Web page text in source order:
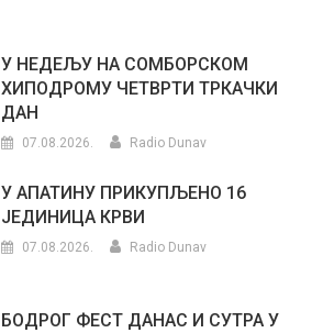
У НЕДЕЉУ НА СОМБОРСКОМ
ХИПОДРОМУ ЧЕТВРТИ ТРКАЧКИ
ДАН
07.08.2026. Radio Dunav
У АПАТИНУ ПРИКУПЉЕНО 16
ЈЕДИНИЦА КРВИ
07.08.2026. Radio Dunav
БОДРОГ ФЕСТ ДАНАС И СУТРА У